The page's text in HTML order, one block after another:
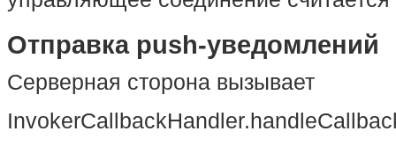
Отправка push-уведомлений
Серверная сторона вызывает